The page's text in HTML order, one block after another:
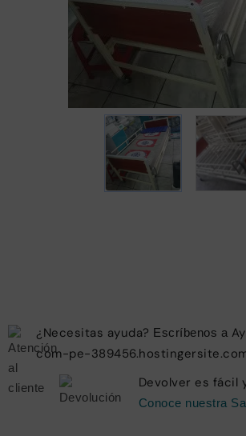
¿Necesitas ayuda? Escríbenos a
com-pe-
Devolver es fácil
Conoce nuestra